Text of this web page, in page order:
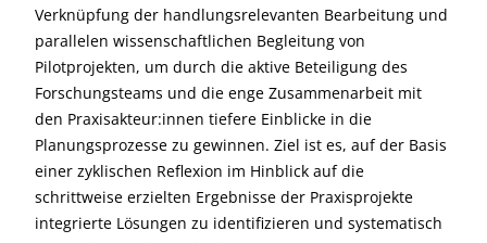
Verknüpfung der handlungsrelevanten Bearbeitung und
parallelen wissenschaftlichen Begleitung von
Pilotprojekten, um durch die aktive Beteiligung des
Forschungsteams und die enge Zusammenarbeit mit
den Praxisakteur:innen tiefere Einblicke in die
Planungsprozesse zu gewinnen. Ziel ist es, auf der Basis
einer zyklischen Reflexion im Hinblick auf die
schrittweise erzielten Ergebnisse der Praxisprojekte
integrierte Lösungen zu identifizieren und systematisch